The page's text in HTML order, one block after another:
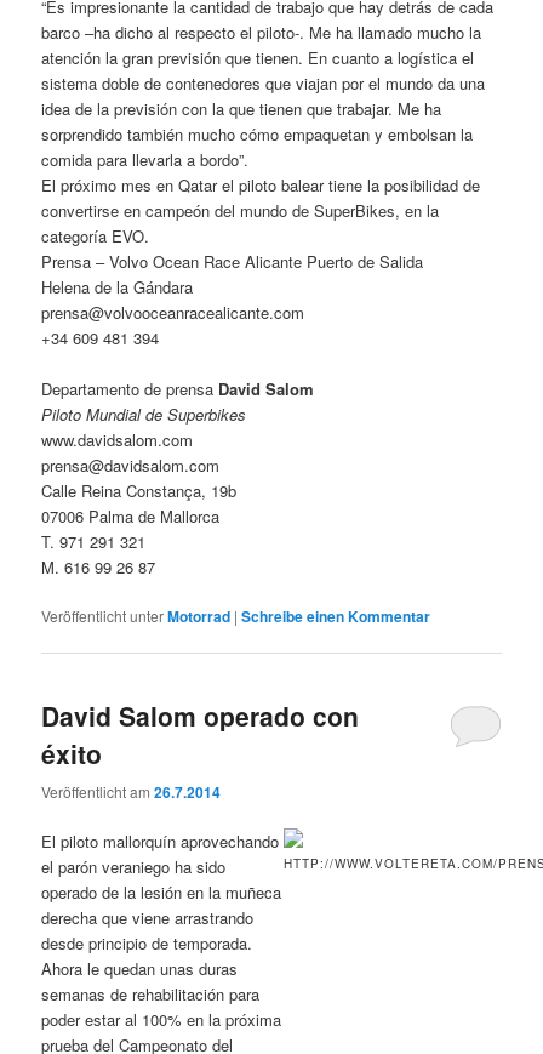
“Es impresionante la cantidad de trabajo que hay detrás de cada
barco –ha dicho al respecto el piloto-. Me ha llamado mucho la
atención la gran previsión que tienen. En cuanto a logística el
sistema doble de contenedores que viajan por el mundo da una
idea de la previsión con la que tienen que trabajar. Me ha
sorprendido también mucho cómo empaquetan y embolsan la
comida para llevarla a bordo”.
El próximo mes en Qatar el piloto balear tiene la posibilidad de
convertirse en campeón del mundo de SuperBikes, en la
categoría EVO.
Prensa – Volvo Ocean Race Alicante Puerto de Salida
Helena de la Gándara
prensa@volvooceanracealicante.com
+34 609 481 394
Departamento de prensa David Salom
Piloto Mundial de Superbikes
www.davidsalom.com
prensa@davidsalom.com
Calle Reina Constança, 19b
07006 Palma de Mallorca
T. 971 291 321
M. 616 99 26 87
Veröffentlicht unterMotorrad |Schreibe einen Kommentar
David Salom operado con
éxito
Veröffentlicht am26.7.2014
El piloto mallorquín aprovechando
el parón veraniego ha sido
operado de la lesión en la muñeca
derecha que viene arrastrando
desde principio de temporada.
Ahora le quedan unas duras
semanas de rehabilitación para
poder estar al 100% en la próxima
prueba del Campeonato del